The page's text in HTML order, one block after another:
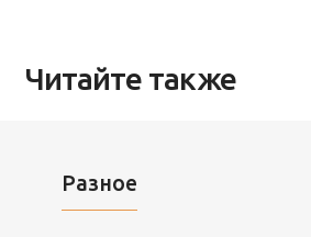
Читайте также
Разное